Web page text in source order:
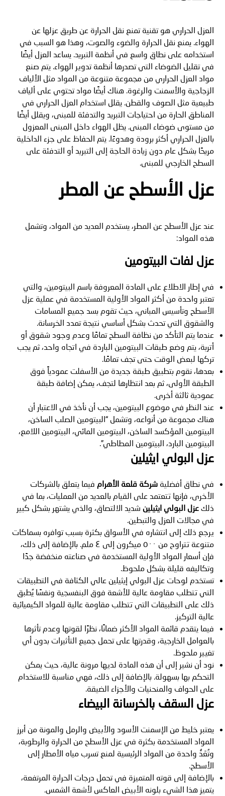
العزل الحراري هو تقنية تمنع نقل الحرارة عن طريق عزلها عن
الهواء. يمنع نقل الحرارة والضوء والصوت، وهذا هو السبب في
استخدامه على نطاق واسع في أنظمة التبريد. يساعد العزل أيضًا
في تقليل الضوضاء التي تصدرها أنظمة تدوير الهواء. يتم صنع
مواد العزل الحراري من مجموعة متنوعة من المواد مثل الألياف
الزجاجية والأسمنت والرغوة. هناك أيضًا مواد تحتوي على ألياف
طبيعية مثل الصوف والقطن. يقلل استخدام العزل الحراري في
المناطق الحارة من احتياجات التبريد والتدفئة للمبنى، ويقلل أيضًا
من مستوى ضوضاء المبنى. يظل الهواء داخل المبنى المعزول
بالعزل الحراري أكثر برودة وهدوءًا. يتم الحفاظ على جزء الداخلية
مريحًا بشكل عام دون زيادة الحاجة إلى التبريد أو التدفئة على
السطح الخارجي للمبنى.
عزل الأسطح عن المطر
عند عزل الأسطح عن المطر، يستخدم العديد من المواد، وتشمل
هذه المواد:
عزل لفات البيتومين
في إطار الاطلاع على المادة المعروفة باسم البيتومين، والتي
تعتبر واحدة من أكثر المواد الأولية المستخدمة في عملية عزل
الأسطح وتأسيس المباني، حيث تقوم بسد جميع المسامات
والشقوق التي تحدث بشكل أساسي نتيجة تمدد الخرسانة.
عندما يتم التأكد من نظافة السطح تمامًا وعدم وجود شقوق أو
أتربة، يتم وضع طبقات البيتومين الباردة في اتجاه واحد، ثم يجب
تركها لبعض الوقت حتى تجف تمامًا.
بعدها، نقوم بتطبيق طبقة جديدة من الأسفلت عمودياً فوق
الطبقة الأولى، ثم بعد انتظارها لتجف، يمكن إضافة طبقة
عمودية ثالثة أخرى.
عند النظر في موضوع البيتومين، يجب أن نأخذ في الاعتبار أن
هناك مجموعة من أنواعه، وتشمل “البيتومين الصلب الساخن،
البيتومين المؤكسد الساخن، البيتومين المائي، البيتومين اللامع،
البيتومين البارد، البيتومين المطاطي”.
عزل البولي ايثيلين
في نطاق أفضليةشركة قلعة الأهرام فيما يتعلق بالشركات
الأخرى، فإنها تتعتمد على القيام بالعديد من العمليات، بما في
ذلكعزل البولي ايثيلين شديد الالتصاق، والذي يشتهر بشكل كبير
في مجالات العزل والتبطين.
يرجع ذلك إلى انتشاره في الأسواق بكثرة بسبب توافره بسماكات
متنوعة تتراوح من ٥٠٠ ميكرون إلى ٤ ملم. بالإضافة إلى ذلك،
فإن أسعار المواد الأولية المستخدمة في صناعته منخفضة جدًا
وتكاليفه قليلة بشكل ملحوظ.
تستخدم لوحات عزل البولي إيثيلين عالي الكثافة في التطبيقات
التي تتطلب مقاومة عالية للأشعة فوق البنفسجية ونفسًا يُطبق
ذلك على التطبيقات التي تتطلب مقاومة عالية للمواد الكيميائية
عالية التركيز.
فيما يتقدم قائمة المواد الأكثر ضمانًا، نظرًا لقوتها وعدم تأثرها
بالعوامل الخارجية، وقدرتها على تحمل جميع التأثيرات بدون أي
تغيير ملحوظ.
نود أن نشير إلى أن هذه المادة لديها مرونة عالية، حيث يمكن
التحكم بها بسهولة. بالإضافة إلى ذلك، فهي مناسبة للاستخدام
على الحواف والمنحنيات والأجزاء الضيقة.
عزل السقف بالخرسانة البيضاء
يعتبر خليط من الإسمنت الأسود والأبيض والرمل والمونة من أبرز
المواد المستخدمة بكثرة في عزل الأسطح من الحرارة والرطوبة،
وتُعَدُّ واحدة من المواد الرئيسية لمنع تسرب مياه الأمطار إلى
الأسطح.
بالإضافة إلى قوته المتميزة في تحمل درجات الحرارة المرتفعة،
يتميز هذا الشيء بلونه الأبيض العاكس لأشعة الشمس.